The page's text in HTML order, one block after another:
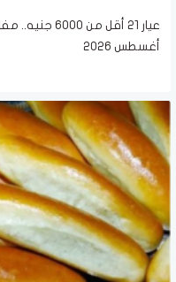
أغسطس 2026